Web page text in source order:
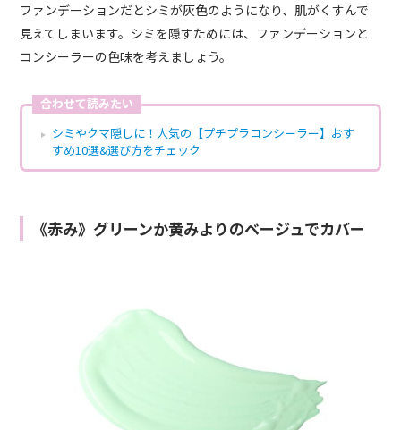
ファンデーションだとシミが灰色のようになり、肌がくすんで
見えてしまいます。シミを隠すためには、ファンデーションと
コンシーラーの色味を考えましょう。
合わせて読みたい
シミやクマ隠しに！人気の【プチプラコンシーラー】おす
すめ10選&選び方をチェック
《赤み》グリーンか黄みよりのベージュでカバー